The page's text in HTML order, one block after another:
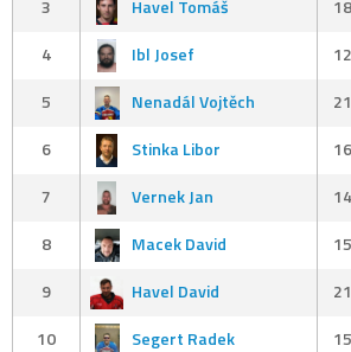
3
Havel Tomáš 18
4
Ibl Josef 12
5
Nenadál Vojtěch 21
6
Stinka Libor 16
7
Vernek Jan 14
8
Macek David 15
9
Havel David 21
10
Segert Radek 15